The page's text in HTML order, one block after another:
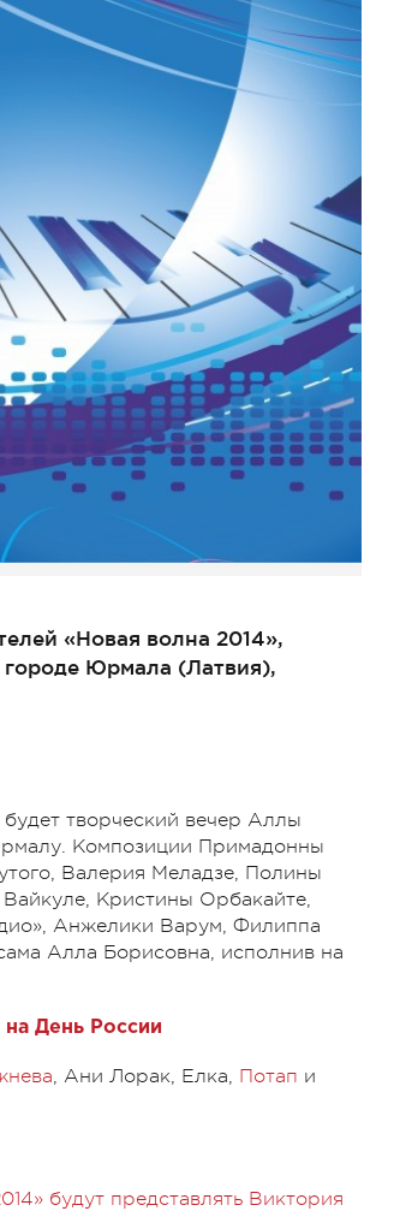
«Новая волна 2014»,
городе Юрмала (Латвия),
творческий вечер Аллы
Композиции Примадонны
Валерия Меладзе, Полины
Кристины Орбакайте,
Анжелики Варум, Филиппа
Алла Борисовна, исполнив на
на День России
, Ани Лорак, Елка, Потап и
будут представлять Виктория